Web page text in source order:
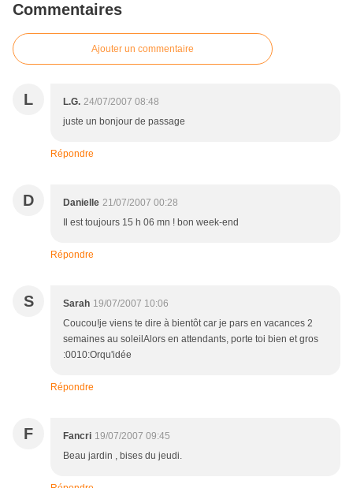
Commentaires
Ajouter un commentaire
L L.G. 24/07/2007 08:48
juste un bonjour de passage
Répondre
D Danielle 21/07/2007 00:28
Il est toujours 15 h 06 mn ! bon week-end
Répondre
S Sarah 19/07/2007 10:06
Coucou!je viens te dire à bientôt car je pars en vacances 2
semaines au soleilAlors en attendants, porte toi bien et gros
:0010:Orqu'idée
Répondre
F Fancri 19/07/2007 09:45
Beau jardin , bises du jeudi.